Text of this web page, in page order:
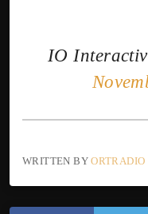
 IO
WRITTEN BYORTRADIO